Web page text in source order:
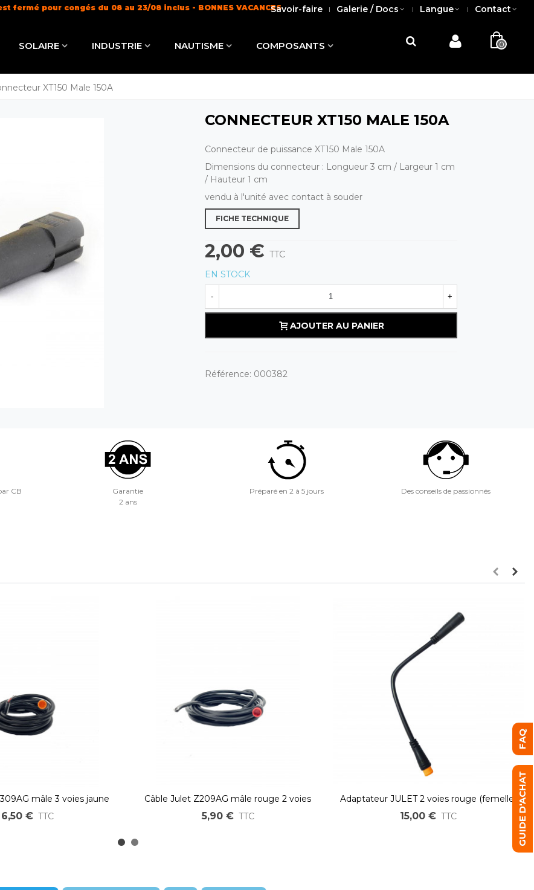
fermé pour congés du 08 au 23/08 inclus - BONNES VACANCESSavoir-faire Galerie / Docs Langue Contact
SOLAIRE INDUSTRIE NAUTISME COMPOSANTS 0
XT150 Male 150A
CONNECTEUR XT150 MALE 150A
Connecteur de puissance XT150 Male 150A
Dimensions du connecteur : Longueur 3 cm / Largeur 1 cm
/ Hauteur 1 cm
vendu à l'unité avec contact à souder
FICHE TECHNIQUE
2,00 € TTC
EN STOCK
- +
AJOUTER AU PANIER
Référence: 000382
CB
Garantie
2 ans
Préparé en 2 à 5 jours Des conseils de passionnés
mâle 3 voies jaune
6,50 € TTC
Câble Julet Z209AG mâle rouge 2 voies
longueur 2m
5,90 € TTC
Adaptateur JULET 2 voies rouge (femelle)
vers JULET 3 voies jaune (mâle)
15,00 € TTC
FAQ
GUIDE D'ACHAT